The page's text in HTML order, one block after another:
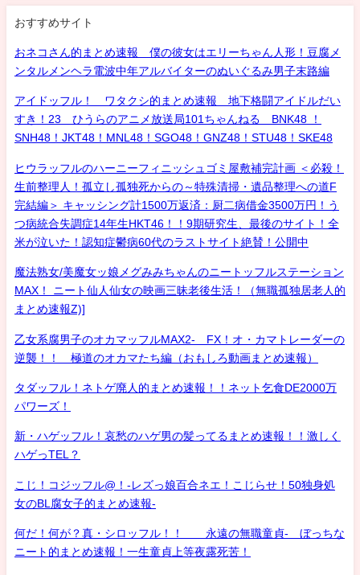
おすすめサイト
おネコさん的まとめ速報 僕の彼女はエリーちゃん人形！豆腐メ
ンタルメンヘラ電波中年アルバイターのぬいぐるみ男子末路編
アイドッフル！ ワタクシ的まとめ速報 地下格闘アイドルだい
すき！23 ひうらのアニメ放送局101ちゃんねる BNK48 ！
SNH48！JKT48！MNL48！SGO48！GNZ48！STU48！SKE48
ヒウラッフルのハーニーフィニッシュゴミ屋敷補完計画 ＜必殺！
生前整理人！孤立し孤独死からの～特殊清掃・遺品整理への道F
完結編＞ キャッシング計1500万返済：厨二病借金3500万円！う
つ病統合失調症14年生HKT46！！9期研究生、最後のサイト！全
米が泣いた！認知症鬱病60代のラストサイト絶賛！公開中
魔法熟女/美魔女ッ娘メグみみちゃんのニートッフルステーション
MAX！ ニート仙人仙女の映画三昧老後生活！（無職孤独居老人的
まとめ速報Z)]
乙女系腐男子のオカマッフルMAX2- FX！オ・カマトレーダーの
逆襲！！ 極道のオカマたち編（おもしろ動画まとめ速報）
タダッフル！ネトゲ廃人的まとめ速報！！ネット乞食DE2000万
パワーズ！
新・ハゲッフル！哀愁のハゲ男の髪ってるまとめ速報！！激しく
ハゲっTEL？
こじ！コジッフル@！-レズっ娘百合ネエ！こじらせ！50独身処
女のBL腐女子的まとめ速報-
何だ！何が？真・シロッフル！！ 永遠の無職童貞- ぼっちな
ニート的まとめ速報！一生童貞上等夜露死苦！